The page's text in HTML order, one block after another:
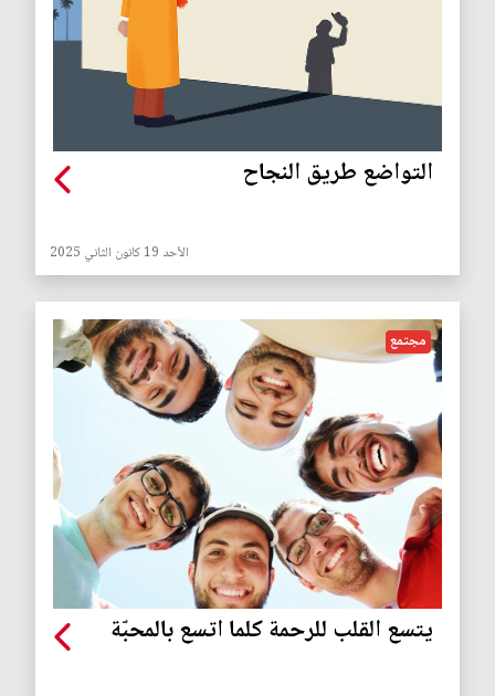
التواضع طريق النجاح
الأحد 19 كانون الثاني 2025
مجتمع
يتسع القلب للرحمة كلما اتسع بالمحبّة